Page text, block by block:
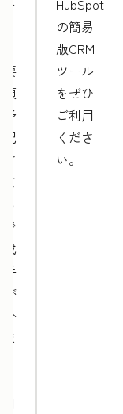
要
項
予
記
で
成
手
が
か
の簡易
版CRM
ツール
をぜひ
ご利用
くださ
い。